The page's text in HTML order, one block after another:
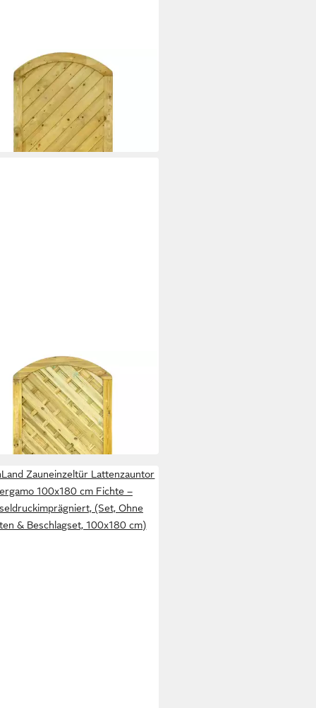
Gartentor Innsbruck
gebogen 100x180 cm Fichte
229,95 €
in 5 Wochen
Gartentor Vario
Diagonalzaun 100x180 cm
KDI
€ 209,95 €
in 5 Wochen
Zauneinzeltür Lattenzauntor
100x180 cm Fichte –
(Set, Ohne
& Beschlagset, 100x180 cm)